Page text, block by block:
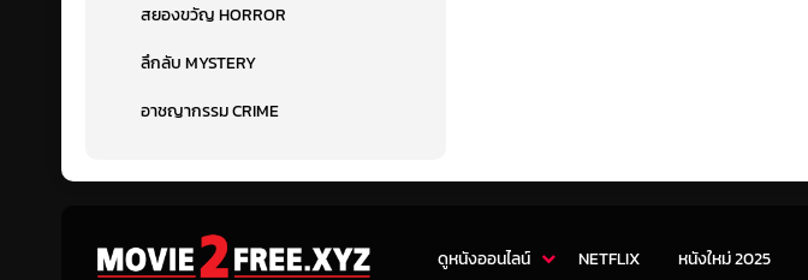
สยองขวัญ HORROR
ลึกลับ MYSTERY
อาชญากรรม CRIME
ดูหนังออนไลน์ NETFLIX หนังใหม่ 2025